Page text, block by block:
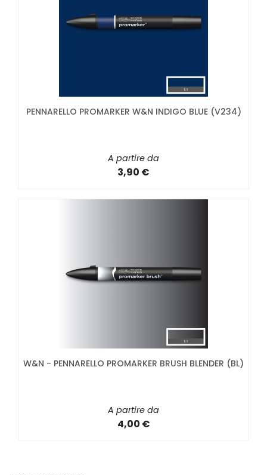
PENNARELLO PROMARKER W&N INDIGO BLUE (V234)
A partire da
3,90 €
W&N - PENNARELLO PROMARKER BRUSH BLENDER (BL)
A partire da
4,00 €